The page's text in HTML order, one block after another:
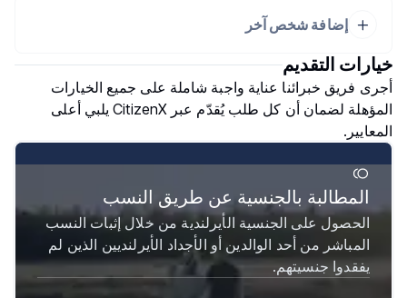
إضافة شخص آخر
خيارات التقديم
أجرى فريق خبرائنا عناية واجبة شاملة على جميع الخيارات
المؤهلة لضمان أن كل طلب يُقدّم عبر CitizenX يلبي أعلى
المعايير.
المطالبة بالجنسية عن طريق النسب
الحصول على الجنسية الأيرلندية من خلال إثبات النسب
المباشر من أحد الوالدين أو الأجداد الأيرلنديين الذين لم
يفقدوا جنسيتهم.